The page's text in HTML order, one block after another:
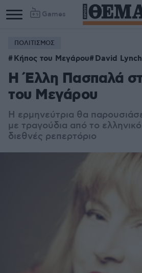
Games
ΠΟΛΙΤΙΣΜΟΣ
Κήπος του Μεγάρου David Lynch
Η Έλλη Πασπαλά
του Μεγάρου
Η ερμηνεύτρια θα
με τραγούδια από το
διεθνές ρεπερτόριο